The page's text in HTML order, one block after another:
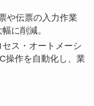
や伝票の入力作業
に削減。
ス・オートメーシ
操作を自動化し、業